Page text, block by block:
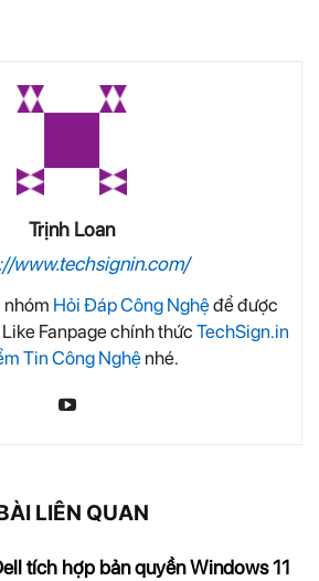
Trịnh Loan
www.techsignin.com/
nhóm Hỏi Đáp Công Nghệđể được
Fanpage chính thức TechSign.in
Tin Công Nghệnhé.
LIÊN QUAN
tích hợp bản quyền Windows 11